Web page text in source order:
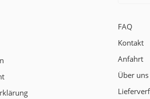
FAQ
Kontakt
Anfahrt
Über uns